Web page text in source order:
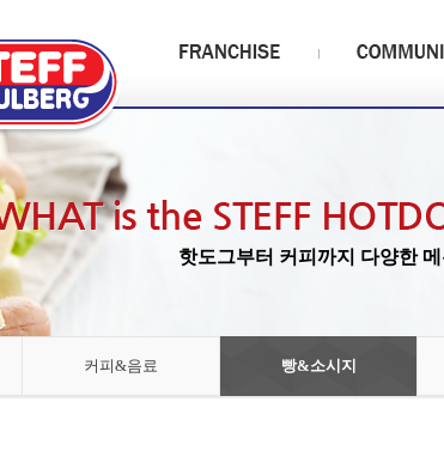
핫도그부터 커피까지 다양한
커피&음료 빵&소시지